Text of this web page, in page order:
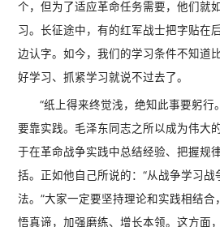
个，但为了适应革命任务需要，他们就
习。长征途中，有的红军战士把字贴在
边认字。如今，我们的学习条件不知道
好学习、抓紧学习就说不过去了。
“纸上得来终觉浅，绝知此事要躬行
要靠实践。毛泽东同志之所以成为伟大
于在革命战争实践中总结经验、把握规
括。正如他自己所说的：“从战争学习
法。”大家一定要坚持理论和实践相结合
悟真谛，加强磨练、增长本领。这方面